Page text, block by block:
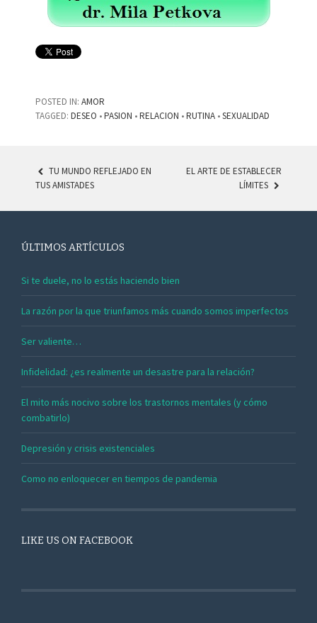
POSTED IN: AMOR
TAGGED: DESEO •PASION •RELACION •RUTINA •SEXUALIDAD
POST NAVIGATION
TU MUNDO REFLEJADO EN
TUS AMISTADES
EL ARTE DE ESTABLECER
LÍMITES
ÚLTIMOS ARTÍCULOS
Si te duele, no lo estás haciendo bien
La razón por la que triunfamos más cuando somos imperfectos
Ser valiente…
Infidelidad: ¿es realmente un desastre para la relación?
El mito más nocivo sobre los trastornos mentales (y cómo
combatirlo)
Depresión y crisis existenciales
Como no enloquecer en tiempos de pandemia
LIKE US ON FACEBOOK